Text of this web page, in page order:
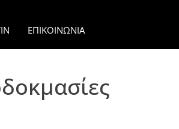
ΕΠΙΚΟΙΝΩΝΊΑ